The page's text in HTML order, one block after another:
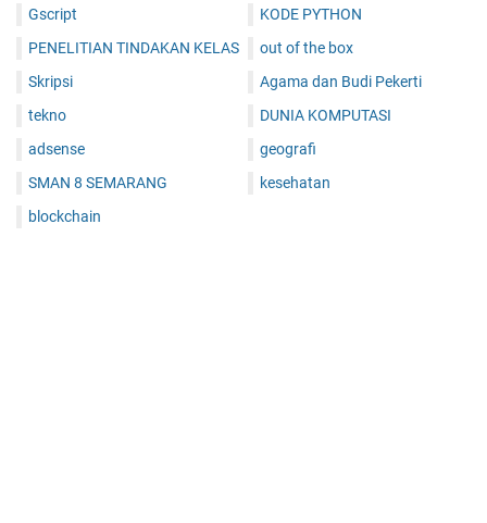
Gscript
PENELITIAN TINDAKAN KELAS
Skripsi
tekno
adsense
SMAN 8 SEMARANG
blockchain
KODE PYTHON
out of the box
Agama dan Budi Pekerti
DUNIA KOMPUTASI
geografi
kesehatan